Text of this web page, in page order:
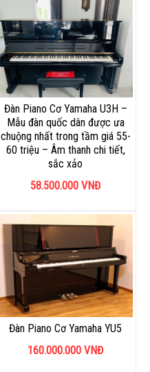
Đàn Piano Cơ Yamaha U3H –
Mẫu đàn quốc dân được ưa
chuộng nhất trong tầm giá 55-
60 triệu – Âm thanh chi tiết,
sắc xảo
58.500.000 VNĐ
Đàn Piano Cơ Yamaha YU5
160.000.000 VNĐ